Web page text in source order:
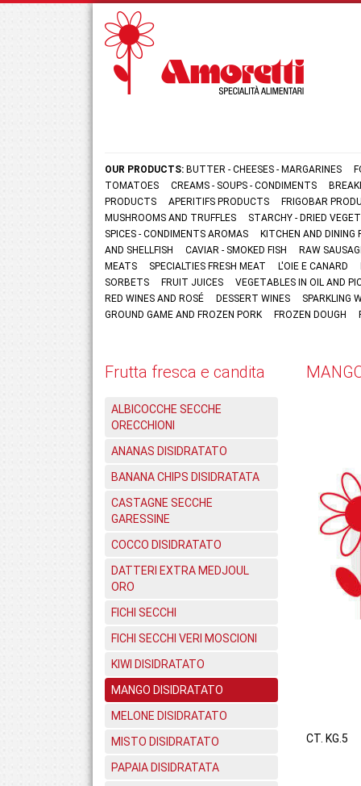
OUR PRODUCTS: BUTTER - CHEESES - MARGARINES
TOMATOES
CREAMS - SOUPS - CONDIMENTS
PRODUCTS
APERITIFS PRODUCTS
FRIGOBAR
MUSHROOMS AND TRUFFLES
STARCHY - DRIED
SPICES - CONDIMENTS AROMAS
KITCHEN AND
AND SHELLFISH
CAVIAR - SMOKED FISH
RAW
MEATS
SPECIALTIES FRESH MEAT L'OIE E CANARD
SORBETS
FRUIT JUICES
VEGETABLES IN OIL AND
RED WINES AND ROSÉ
DESSERT WINES
SPARKLING
GROUND GAME AND FROZEN PORK
FROZEN DOUGH
Frutta fresca e candita
ALBICOCCHE SECCHE
ORECCHIONI
ANANAS DISIDRATATO
BANANA CHIPS DISIDRATATA
CASTAGNE SECCHE
GARESSINE
COCCO DISIDRATATO
DATTERI EXTRA MEDJOUL
ORO
FICHI SECCHI
FICHI SECCHI VERI MOSCIONI
KIWI DISIDRATATO
MANGO DISIDRATATO
MELONE DISIDRATATO
MISTO DISIDRATATO
PAPAIA DISIDRATATA
CT. KG.5